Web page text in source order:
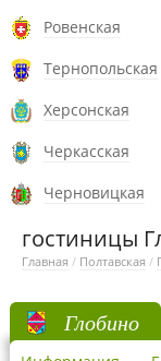
Ровенская
Тернопольская
Херсонская
Черкасская
Черновицкая
гостиницы
Главная / Полтавская /
Глобино